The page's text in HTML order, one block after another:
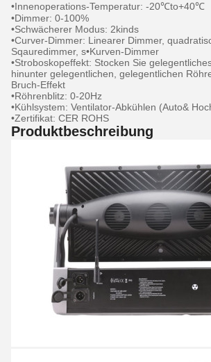
•Innenoperations-Temperatur: -20℃to+40℃
•Dimmer: 0-100%
•Schwächerer Modus: 2kinds
•Curver-Dimmer: Linearer Dimmer,
Sqauredimmer, s•Kurven-Dimmer
•Stroboskopeffekt: Stocken Sie
hinunter gelegentlichen, gelegentlichen
Bruch-Effekt
•Röhrenblitz: 0-20Hz
•Kühlsystem: Ventilator-Abkühlen (Auto&
•Zertifikat: CER ROHS
Produktbeschreibung